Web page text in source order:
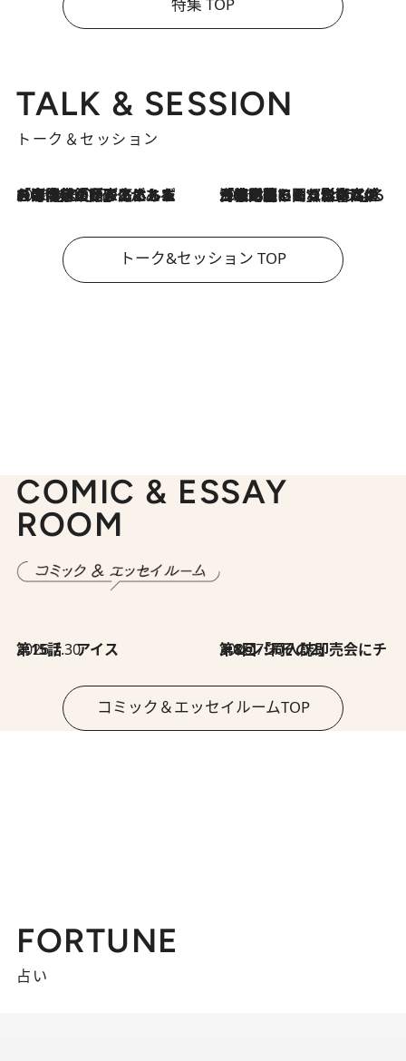
特集 TOP
TALK & SESSION
トーク＆セッション
2026.8.3
「今後値上げがあるとすれば…」「リスクがあるのは今年の冬」エネルギー専門家が語る、ホルムズ海峡封鎖が家庭にもたらす“ある心配” 2026.8.3
「住宅建てられない…」「サーチャージ料の高値が続いている」ホルムズ海峡封鎖による影響はいつまで続く？《エネルギー専門家に聞く“どうなる日本の暮らし”》
トーク&セッション TOP
COMIC & ESSAY
ROOM
2026.7.30
第15話 アイス 2026.7.30
第8回「同人誌即売会にチャレンジ その2」
コミック＆エッセイルームTOP
FORTUNE
占い